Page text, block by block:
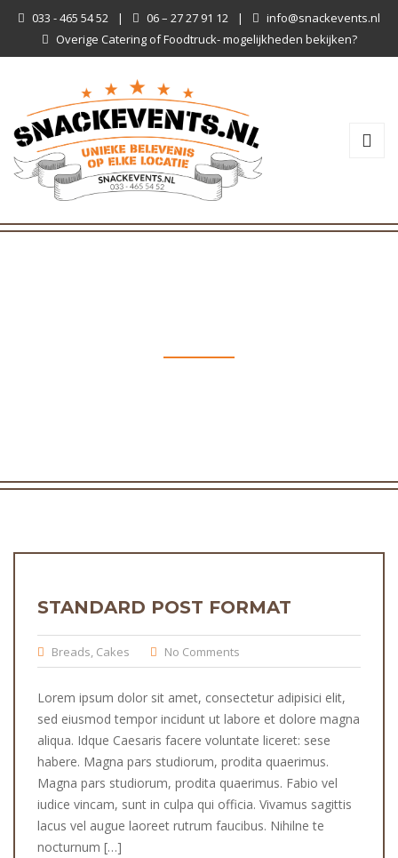
033 - 465 54 52 | 06 – 27 27 91 12 |
info@snackevents.nl
Overige Catering of Foodtruck- mogelijkheden bekijken?
STANDARD POST FORMAT
Breads, Cakes No Comments
Lorem ipsum dolor sit amet, consectetur adipisici elit,
sed eiusmod tempor incidunt ut labore et dolore magna
aliqua. Idque Caesaris facere voluntate liceret: sese
habere. Magna pars studiorum, prodita quaerimus.
Magna pars studiorum, prodita quaerimus. Fabio vel
iudice vincam, sunt in culpa qui officia. Vivamus sagittis
lacus vel augue laoreet rutrum faucibus. Nihilne te
nocturnum […]